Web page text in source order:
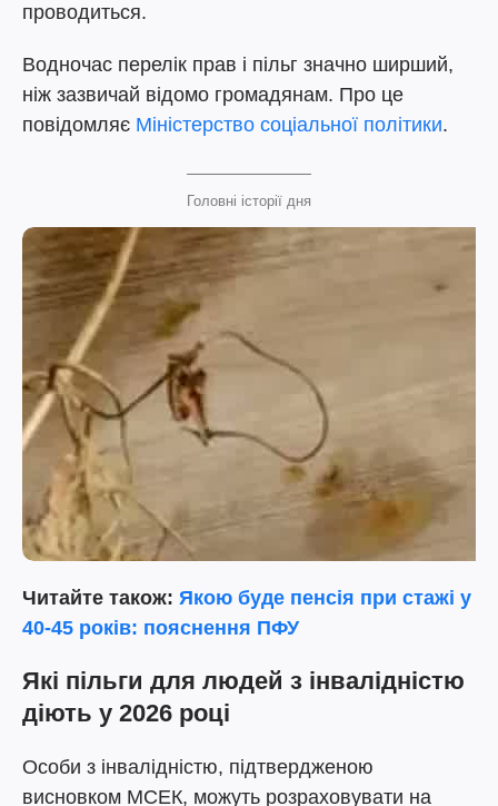
проводиться.
Водночас перелік прав і пільг значно ширший,
ніж зазвичай відомо громадянам. Про це
повідомляє Міністерство соціальної політики.
Головні історії дня
Читайте також: Якою буде пенсія при стажі у
40-45 років: пояснення ПФУ
Які пільги для людей з інвалідністю
діють у 2026 році
Особи з інвалідністю, підтвердженою
висновком МСЕК, можуть розраховувати на